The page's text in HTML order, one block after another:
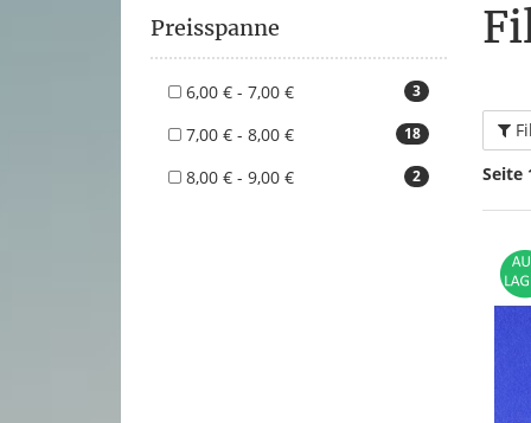
Seite
Preisspanne
3
6,00 € - 7,00 €
18
7,00 € - 8,00 €
2
8,00 € - 9,00 €